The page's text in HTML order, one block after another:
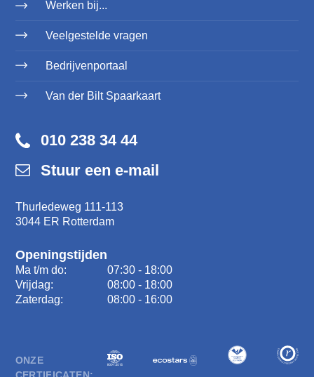
Werken bij...
Veelgestelde vragen
Bedrijvenportaal
Van der Bilt Spaarkaart
010 238 34 44
Stuur een e-mail
Thurledeweg 111-113
3044 ER Rotterdam
Openingstijden
Ma t/m do:
07:30 - 18:00
Vrijdag:
08:00 - 18:00
Zaterdag:
08:00 - 16:00
ONZE